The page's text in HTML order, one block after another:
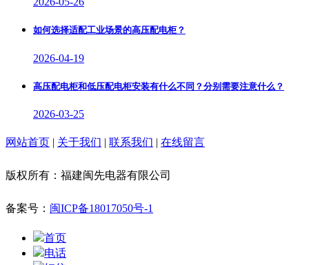
如何选择适配工业场景的高压配电柜？
2026-04-19
高压配电柜和低压配电柜安装有什么不同？分别需要注意什么？
2026-03-25
网站首页 | 关于我们 | 联系我们 | 在线留言
版权所有：福建闽先电器有限公司
备案号： 闽ICP备18017050号-1
首页
电话